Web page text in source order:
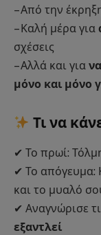
– Από την
– Καλή μέρα για
σχέσεις
– Αλλά και για
μόνο και μόνο
Τι να
✔ Το πρωί:
✔ Το απόγευμα:
και το μυαλό
✔ Αναγνώρισε τι
εξαντλεί